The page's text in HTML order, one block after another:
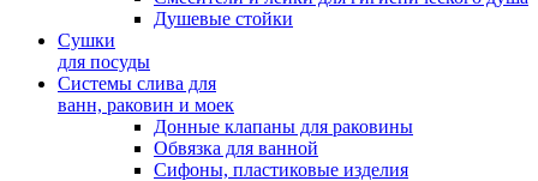
Душевые стойки
Сушки
для посуды
Системы слива для
ванн, раковин и моек
Донные клапаны для раковины
Обвязка для ванной
Сифоны, пластиковые изделия